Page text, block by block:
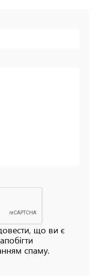
що ви є
спаму.